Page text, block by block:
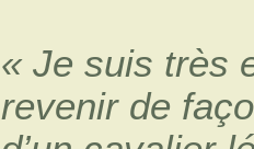
« Je suis très
revenir de